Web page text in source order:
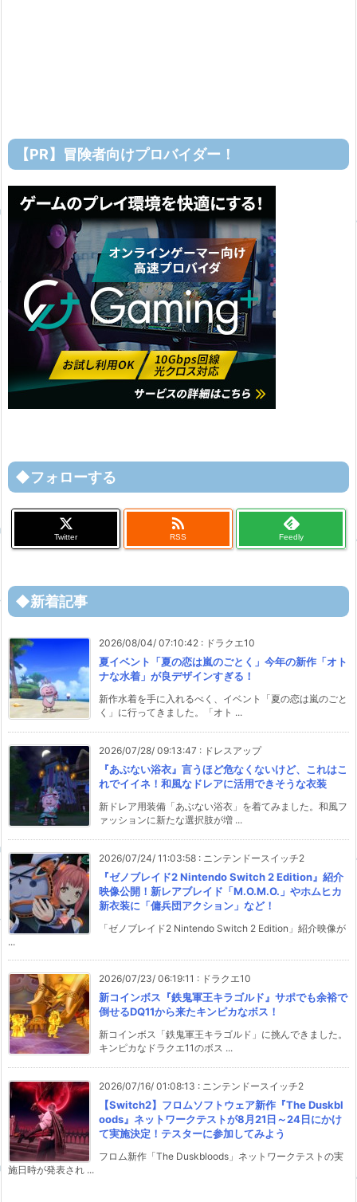
【PR】冒険者向けプロバイダー！
◆フォローする
Twitter

RSS Feedly
◆新着記事
2026/08/04/ 07:10:42 : ドラクエ10
夏イベント「夏の恋は嵐のごとく」今年の新作「オト
ナな水着」が良デザインすぎる！
新作水着を手に入れるべく、イベント「夏の恋は嵐のごと
く」に行ってきました。「オト ...
2026/07/28/ 09:13:47 : ドレスアップ
『あぶない浴衣』言うほど危なくないけど、これはこ
れでイイネ！和風なドレアに活用できそうな衣装
新ドレア用装備「あぶない浴衣」を着てみました。和風フ
ァッションに新たな選択肢が増 ...
2026/07/24/ 11:03:58 : ニンテンドースイッチ2
『ゼノブレイド2 Nintendo Switch 2 Edition』紹介
映像公開！新レアブレイド「M.O.M.O.」やホムヒカ
新衣装に「傭兵団アクション」など！
「ゼノブレイド2 Nintendo Switch 2 Edition」紹介映像が
...
2026/07/23/ 06:19:11 : ドラクエ10
新コインボス『鉄鬼軍王キラゴルド』サポでも余裕で
倒せるDQ11から来たキンピカなボス！
新コインボス「鉄鬼軍王キラゴルド」に挑んできました。
キンピカなドラクエ11のボス ...
2026/07/16/ 01:08:13 : ニンテンドースイッチ2
【Switch2】フロムソフトウェア新作『The Duskbl
oods』ネットワークテストが8月21日～24日にかけ
て実施決定！テスターに参加してみよう
フロム新作「The Duskbloods」ネットワークテストの実
施日時が発表され ...